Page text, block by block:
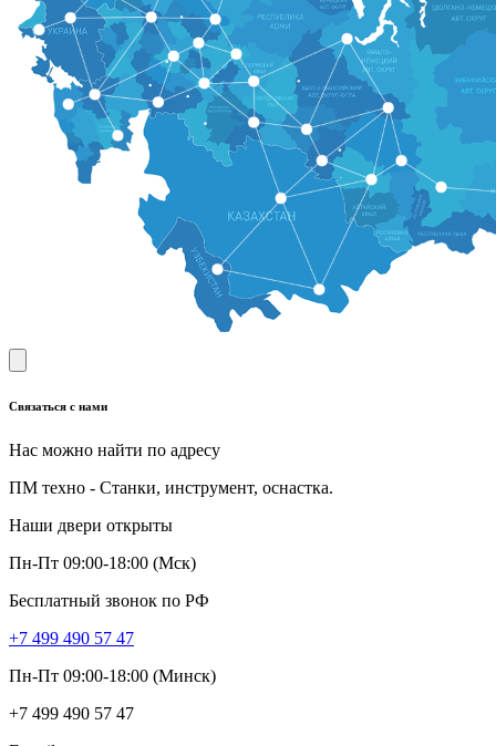
Связаться с нами
Нас можно найти по адресу
ПМ техно - Станки, инструмент, оснастка.
Наши двери открыты
Пн-Пт 09:00-18:00 (Мск)
Бесплатный звонок по РФ
+7 499 490 57 47
Пн-Пт 09:00-18:00 (Минск)
+7 499 490 57 47